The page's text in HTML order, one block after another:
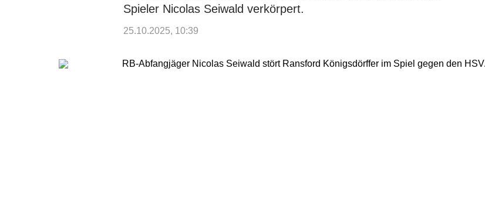
Spieler Nicolas Seiwald verkörpert.
25.10.2025, 10:39